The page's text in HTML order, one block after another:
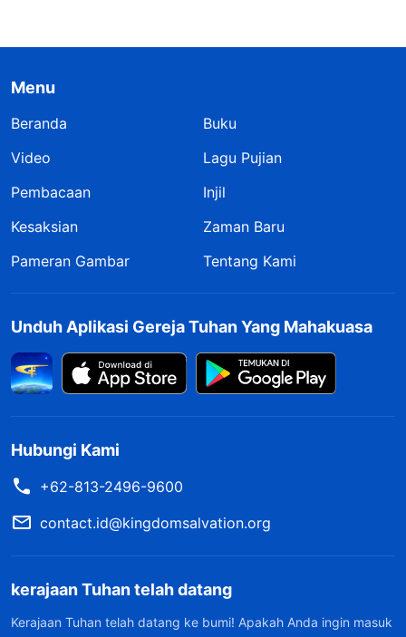
Menu
Beranda
Buku
Video
Lagu Pujian
Pembacaan
Injil
Kesaksian
Zaman Baru
Pameran Gambar
Tentang Kami
Unduh Aplikasi Gereja Tuhan Yang Mahakuasa
Hubungi Kami
+62-813-2496-9600
contact.id@kingdomsalvation.org
kerajaan Tuhan telah datang
Kerajaan Tuhan telah datang ke bumi! Apakah Anda ingin masuk